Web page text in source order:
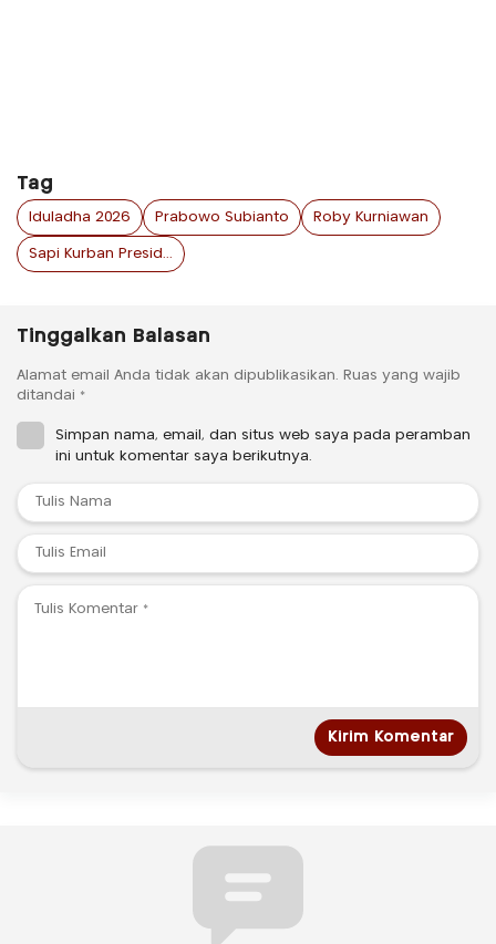
Tag
Iduladha 2026 Prabowo Subianto Roby Kurniawan
Sapi Kurban Presiden
Tinggalkan Balasan
Alamat email Anda tidak akan dipublikasikan. Ruas yang wajib
ditandai *
Simpan nama, email, dan situs web saya pada peramban
ini untuk komentar saya berikutnya.